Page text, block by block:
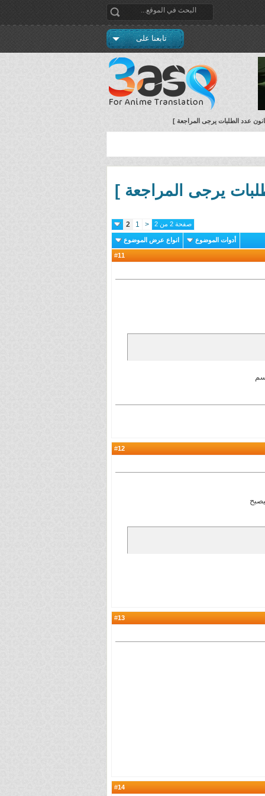
تابعنا على
عدد الطلبات يرجى المراجعة ]
يرجى المراجعة ]
صفحة 2 من 2 <
1
2
أدوات الموضوع انواع عرض الموضوع
11
12
13
14